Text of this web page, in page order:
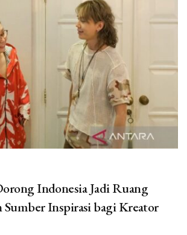
Indonesia Jadi Ruang
Sumber Inspirasi bagi Kreator